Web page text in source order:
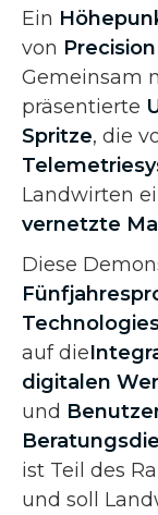
Ein
von
Gemeinsam
präsentierte
Spritze, die
Landwirten
vernetzte
Diese
auf die
digitalen
und
ist Teil des
und soll